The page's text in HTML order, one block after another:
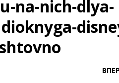
na-nich-dlya-